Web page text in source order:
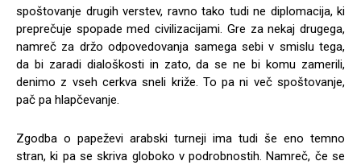
spoštovanje drugih verstev, ravno tako tudi ne diplomacija, ki
preprečuje spopade med civilizacijami. Gre za nekaj drugega,
namreč za držo odpovedovanja samega sebi v smislu tega,
da bi zaradi dialoškosti in zato, da se ne bi komu zamerili,
denimo z vseh cerkva sneli križe. To pa ni več spoštovanje,
pač pa hlapčevanje.
Zgodba o papeževi arabski turneji ima tudi še eno temno
stran, ki pa se skriva globoko v podrobnostih. Namreč, če se